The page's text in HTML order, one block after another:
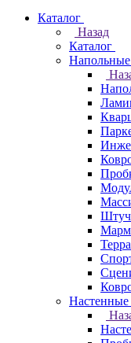
Каталог
Назад
Каталог